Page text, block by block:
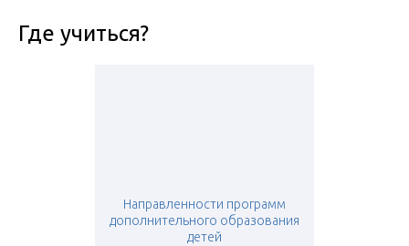
Где учиться?
Направленности программ
дополнительного образования
детей